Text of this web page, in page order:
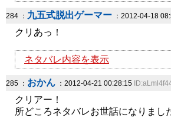
284 ： 九五式脱出ゲーマー ：2012-04-18
クリあっ！
ネタバレ内容を表示
285 ： おかん ：2012-04-21 00:28:15
クリアー！
所どころネタバレお世話になりまし